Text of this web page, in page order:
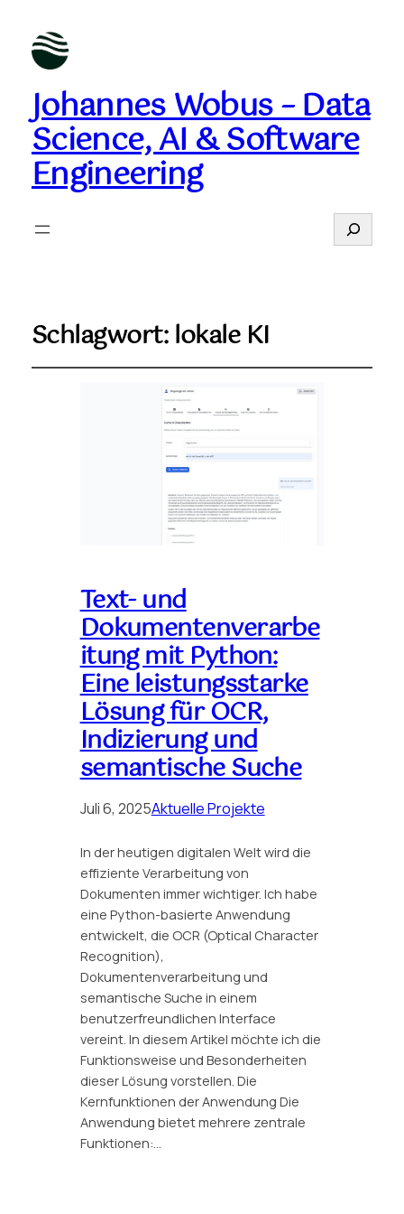
Johannes Wobus – Data
Science, AI & Software
Engineering
Suchen
Schlagwort:lokale KI
Text- und
Dokumentenverarbe
itung mit Python:
Eine leistungsstarke
Lösung für OCR,
Indizierung und
semantische Suche
Juli 6, 2025Aktuelle Projekte
In der heutigen digitalen Welt wird die
effiziente Verarbeitung von
Dokumenten immer wichtiger. Ich habe
eine Python-basierte Anwendung
entwickelt, die OCR (Optical Character
Recognition),
Dokumentenverarbeitung und
semantische Suche in einem
benutzerfreundlichen Interface
vereint. In diesem Artikel möchte ich die
Funktionsweise und Besonderheiten
dieser Lösung vorstellen. Die
Kernfunktionen der Anwendung Die
Anwendung bietet mehrere zentrale
Funktionen:…